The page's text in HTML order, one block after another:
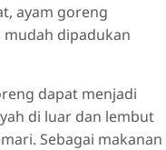
ayam goreng
dipadukan
dapat menjadi
di luar dan lembut
Sebagai makanan